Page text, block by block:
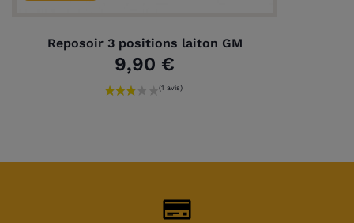
Reposoir 3 positions laiton GM
9,90 €